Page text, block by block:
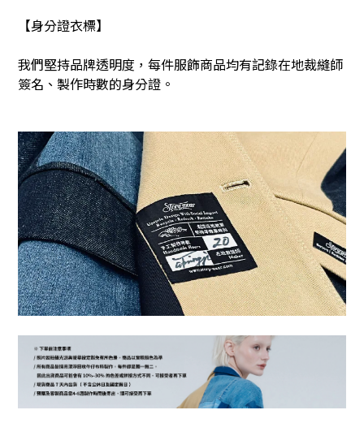
【身分證衣標】
我們堅持品牌透明度，每件服飾商品均有記錄在地裁縫師
簽名、製作時數的身分證。